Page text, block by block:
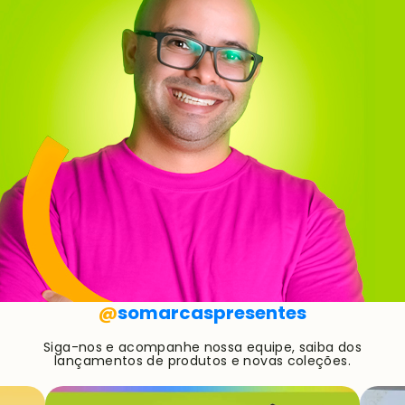
@somarcaspresentes
Siga-nos e acompanhe nossa equipe, saiba dos
lançamentos de produtos e novas coleções.